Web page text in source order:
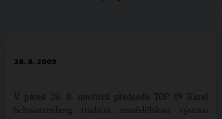
28. 8. 2009
V pátek 28. 8. navštívil předseda TOP 09 Karel
Schwarzenberg tradiční zemědělskou výstavu